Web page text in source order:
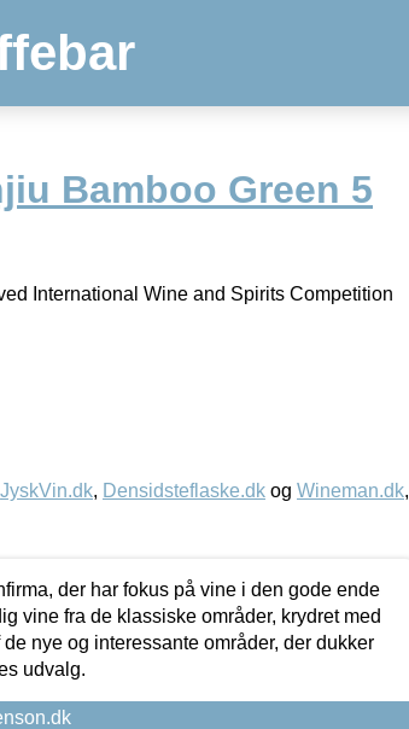
Bamboo Green 5
International Wine and Spirits Competition
JyskVin.dk, Densidsteflaske.dk og Wineman.dk,
der har fokus på vine i den gode ende
vine fra de klassiske områder, krydret med
nye og interessante områder, der dukker
udvalg.